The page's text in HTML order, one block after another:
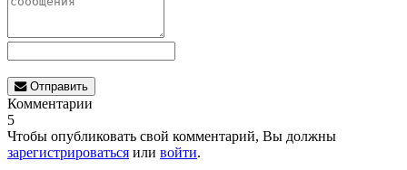
Отправить
Комментарии
5
Чтобы опубликовать свой комментарий, Вы должны
зарегистрироваться или войти.